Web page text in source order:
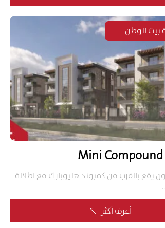
بيت الوطن
Mini Compound
يقع بالقرب من كمبوند هليوبارك مع اطلالة
أعرف أكثر %